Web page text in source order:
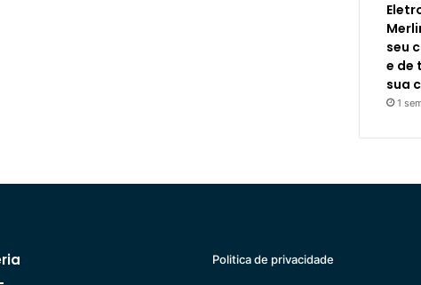
seu
e de
sua
1
Politica de privacidade